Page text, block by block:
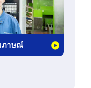
ภาษณ์